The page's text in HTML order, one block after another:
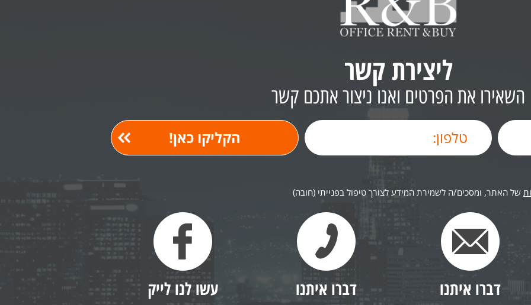
ליצירת קשר
השאירו את הפרטים ואנו ניצור אתכם קשר
של האתר, ומסכים/ה לשמירת המידע לצורך טיפול בפנייתי (חובה)
דברו איתנו דברו איתנו עשו לנו לייק